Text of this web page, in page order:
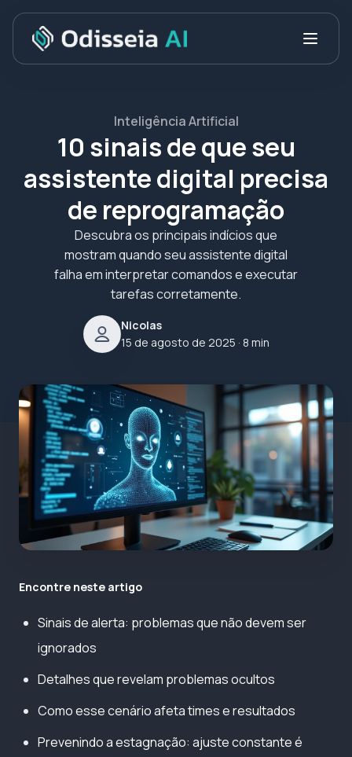
Inteligência Artificial
10 sinais de que seu
assistente digital precisa
de reprogramação
Descubra os principais indícios que
mostram quando seu assistente digital
falha em interpretar comandos e executar
tarefas corretamente.
Nicolas
15 de agosto de 2025 · 8 min
Encontre neste artigo
Sinais de alerta: problemas que não devem ser
ignorados
Detalhes que revelam problemas ocultos
Como esse cenário afeta times e resultados
Prevenindo a estagnação: ajuste constante é